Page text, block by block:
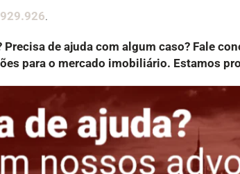
.
de ajuda com algum caso? Fale
para o mercado imobiliário. Estamos